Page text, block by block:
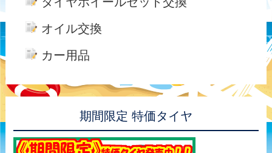
オイル交換
カー用品
期間限定 特価タイヤ